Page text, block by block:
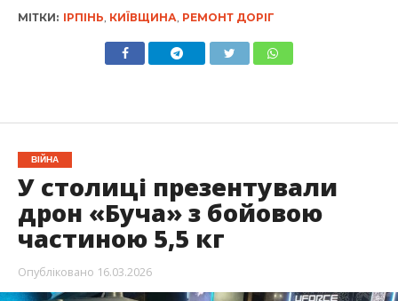
МІТКИ: ІРПІНЬ КИЇВЩИНА РЕМОНТ ДОРІГ
ВІЙНА
У столиці презентували
дрон «Буча» з бойовою
частиною 5,5 кг
Опубліковано 16.03.2026